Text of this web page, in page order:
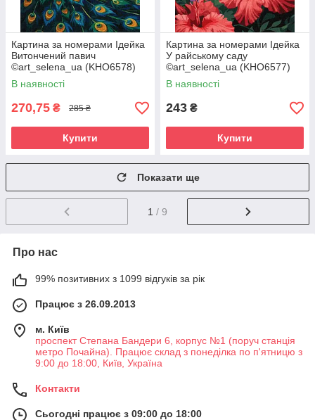
Картина за номерами Ідейка
Витончений павич
©art_selena_ua (KHO6578)
40 х 50 см
В наявності
270,75 ₴ 285 ₴
Купити
Картина за номерами Ідейка
У райському саду
©art_selena_ua (KHO6577)
40 х 50 см
В наявності
243 ₴
Купити
Показати ще
1 / 9
Про нас
99% позитивних з 1099 відгуків за рік
Працює з 26.09.2013
м. Київ
проспект Степана Бандери 6, корпус №1 (поруч станція
метро Почайна). Працює склад з понеділка по п'ятницю з
9:00 до 18:00, Київ, Україна
Контакти
Сьогодні працює з 09:00 до 18:00